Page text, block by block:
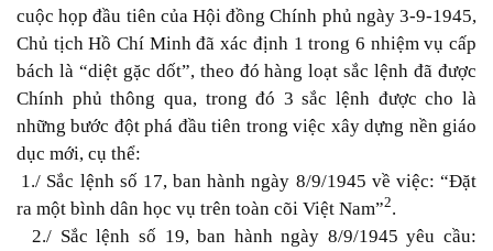
cuộc họp đầu tiên của Hội đồng Chính phủ ngày 3-9-1945,
Chủ tịch Hồ Chí Minh đã xác định 1 trong 6 nhiệm vụ cấp
bách là “diệt gặc dốt”, theo đó hàng loạt sắc lệnh đã được
Chính phủ thông qua, trong đó 3 sắc lệnh được cho là
những bước đột phá đầu tiên trong việc xây dựng nền giáo
dục mới, cụ thể:
1./ Sắc lệnh số 17, ban hành ngày 8/9/1945 về việc: “Đặt
ra một bình dân học vụ trên toàn cõi Việt Nam”2.
2./ Sắc lệnh số 19, ban hành ngày 8/9/1945 yêu cầu: